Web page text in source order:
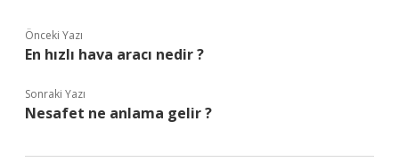
Önceki Yazı
En hızlı hava aracı nedir ?
Sonraki Yazı
Nesafet ne anlama gelir ?